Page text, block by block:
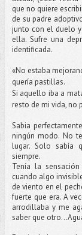
que no quiere
de su padre
junto con el duelo
ella. Sufre una
identificada.
«No estaba
quería pastillas.
Si aquello iba a
resto de mi vida, no
Sabia
ningún modo. No
lugar. Solo sabía
siempre.
Tenía la
cuando algo
de viento en el
fuerte que era. A
arrodillaba y me
saber que